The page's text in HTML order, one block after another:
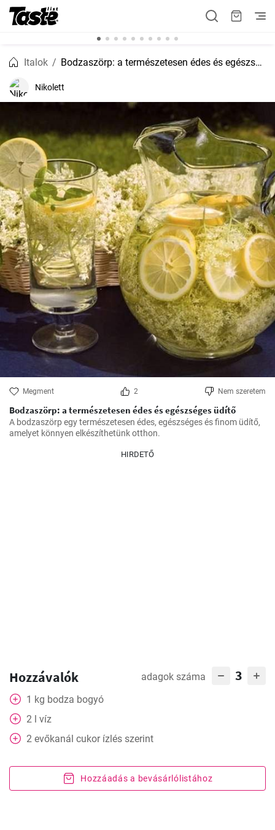
Italok Bodzaszörp: a természetesen édes és egészséges üdítő
Nikolett
Megment 2 Nem szeretem
Bodzaszörp: a természetesen édes és egészséges üdítő
A bodzaszörp egy természetesen édes, egészséges és finom üdítő,
amelyet könnyen elkészíthetünk otthon.
HIRDETŐ
Hozzávalók adagok száma 3
1 kg bodza bogyó
2 l víz
2 evőkanál cukor ízlés szerint
Hozzáadás a bevásárlólistához